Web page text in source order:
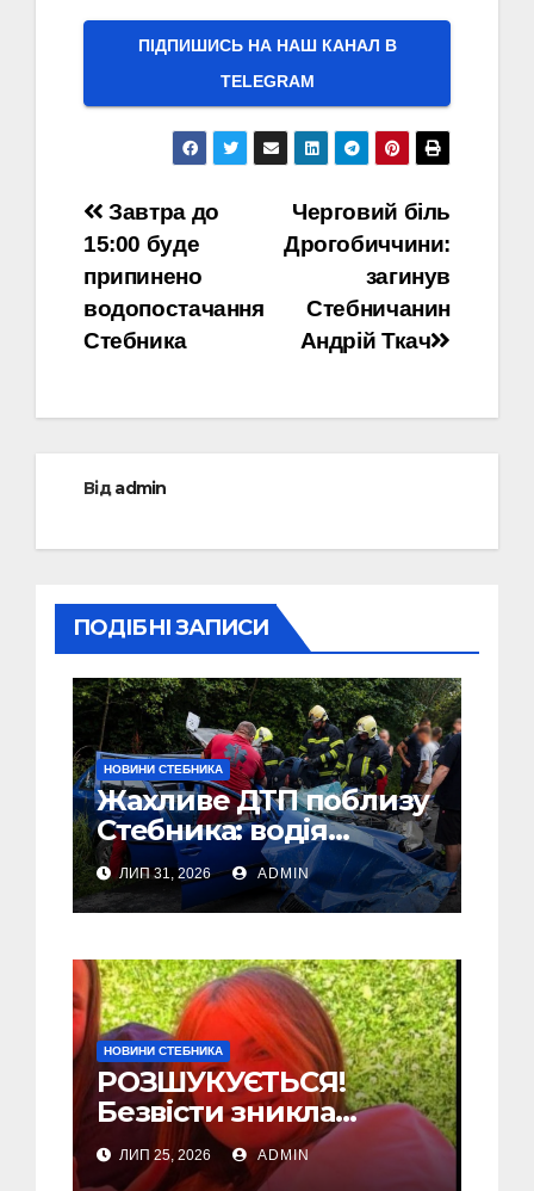
ПІДПИШИСЬ НА НАШ КАНАЛ В
ТELEGRAM
Навігація
записів
Черговий біль
Дрогобиччини:
загинув
Стебничанин
Андрій Ткач
Завтра до
15:00 буде
припинено
водопостачання
Стебника
Відadmin
ПОДІБНІ ЗАПИСИ
НОВИНИ СТЕБНИКА
Жахливе ДТП поблизу
Стебника: водія
легковика
деблокували з
понівеченого авто
ЛИП 31, 2026 ADMIN
НОВИНИ СТЕБНИКА
РОЗШУКУЄТЬСЯ!
Безвісти зникла
Обудовська Євангеліна
Ігорівна з Стебника
ЛИП 25, 2026 ADMIN